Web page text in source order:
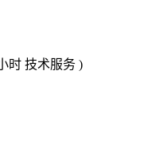
时 技术服务 )